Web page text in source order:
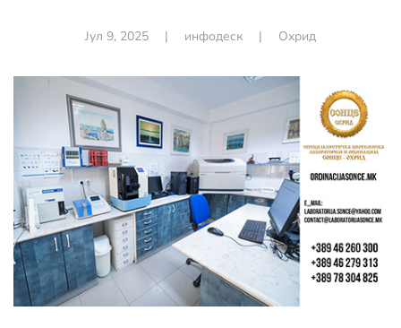
Јул 9, 2025 | инфодеск | Охрид